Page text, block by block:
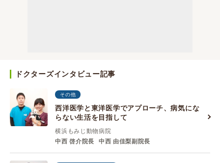
ドクターズインタビュー記事
その他
西洋医学と東洋医学でアプローチ、病気にな
らない生活を目指して
横浜もみじ動物病院
中西 啓介院長
中西 由佳梨副院長